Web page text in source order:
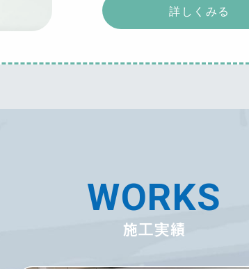
詳しくみる
WORKS
施工実績